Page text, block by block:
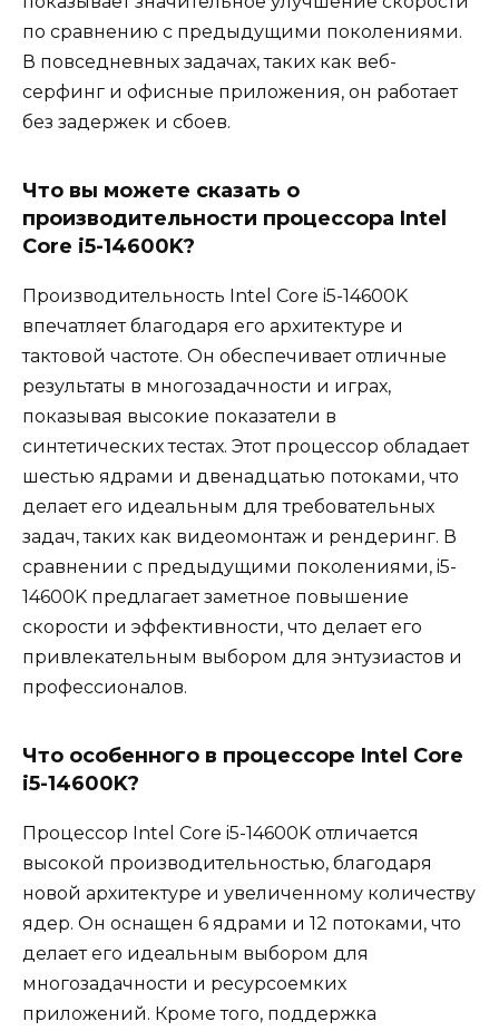
по сравнению с предыдущими поколениями.
В повседневных задачах, таких как веб-
серфинг и офисные приложения, он работает
без задержек и сбоев.
Что вы можете сказать о
производительности процессора Intel
Core i5-14600K?
Производительность Intel Core i5-14600K
впечатляет благодаря его архитектуре и
тактовой частоте. Он обеспечивает отличные
результаты в многозадачности и играх,
показывая высокие показатели в
синтетических тестах. Этот процессор обладает
шестью ядрами и двенадцатью потоками, что
делает его идеальным для требовательных
задач, таких как видеомонтаж и рендеринг. В
сравнении с предыдущими поколениями, i5-
14600K предлагает заметное повышение
скорости и эффективности, что делает его
привлекательным выбором для энтузиастов и
профессионалов.
Что особенного в процессоре Intel Core
i5-14600K?
Процессор Intel Core i5-14600K отличается
высокой производительностью, благодаря
новой архитектуре и увеличенному количеству
ядер. Он оснащен 6 ядрами и 12 потоками, что
делает его идеальным выбором для
многозадачности и ресурсоемких
приложений. Кроме того, поддержка